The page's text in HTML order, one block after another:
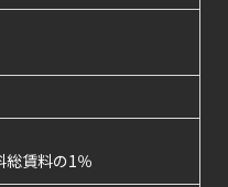
賃料の1％